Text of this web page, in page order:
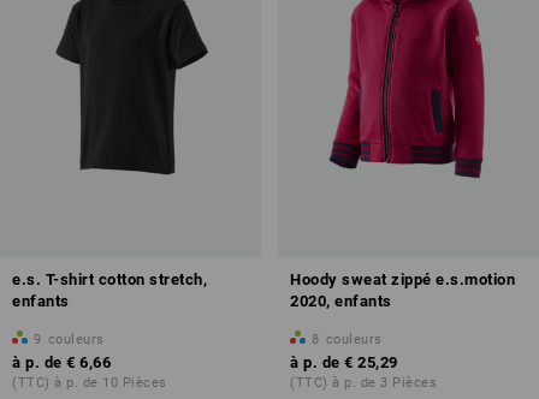
e.s. T-shirt cotton stretch,
enfants
9 couleurs
à p. de € 6,66
(TTC) à p. de 10 Pièces
Hoody sweat zippé e.s.motion
2020, enfants
8 couleurs
à p. de € 25,29
(TTC) à p. de 3 Pièces